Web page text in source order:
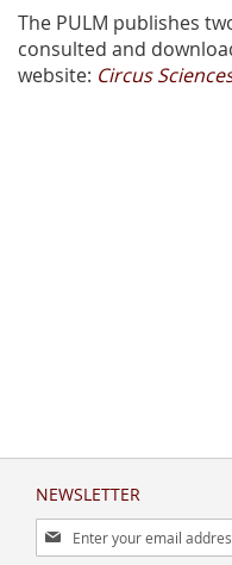
The PULM publishes
consulted and
website: Circus
NEWSLETTER
Sign
Up